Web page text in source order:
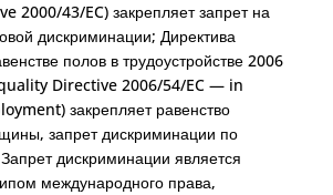
2000/43/EC) закрепляет запрет на
дискриминации; Директива
полов в трудоустройстве 2006
Directive 2006/54/EC — in
закрепляет равенство
запрет дискриминации по
дискриминации является
международного права,